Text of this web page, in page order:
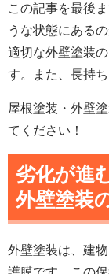
この記事を最後
うな状態にある
適切な外壁塗装
す。また、長持
屋根塗装・外壁
てください！
劣化が進
外壁塗装
外壁塗装は、建